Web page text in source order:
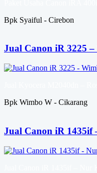
Bpk Syaiful - Cirebon
Jual Canon iR 3225
Bpk Wimbo W - Cikarang
Jual Canon iR 1435if